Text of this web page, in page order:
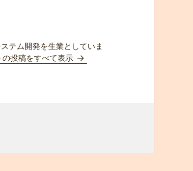
テム開発を生業としていま
投稿をすべて表示